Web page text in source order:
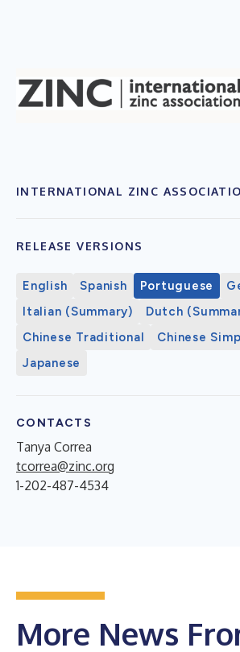
INTERNATIONAL ZINC
RELEASE VERSIONS
English Spanish Portuguese
Italian (Summary)
Dutch
Chinese Traditional
Chinese
Japanese
CONTACTS
Tanya Correa
tcorrea@zinc.org
1-202-487-4534
More News